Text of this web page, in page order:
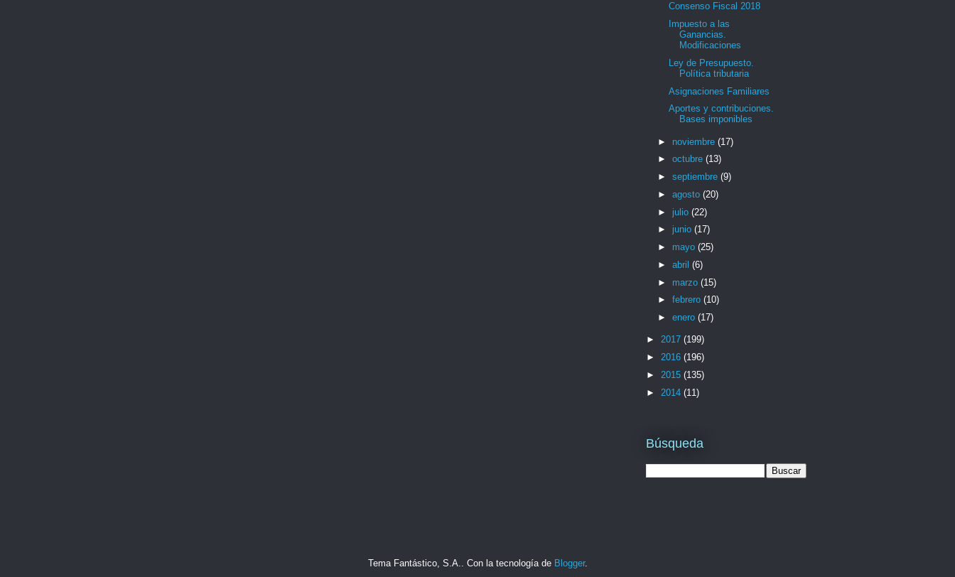
Consenso Fiscal 2018
Impuesto a las
Ganancias.
Modificaciones
Ley de Presupuesto.
Política tributaria
Asignaciones Familiares
Aportes y contribuciones.
Bases imponibles
► noviembre (17)
► octubre (13)
► septiembre (9)
► agosto (20)
► julio (22)
► junio (17)
► mayo (25)
► abril (6)
► marzo (15)
► febrero (10)
► enero (17)
► 2017 (199)
► 2016 (196)
► 2015 (135)
► 2014 (11)
Búsqueda
Tema Fantástico, S.A.. Con la tecnología de Blogger.